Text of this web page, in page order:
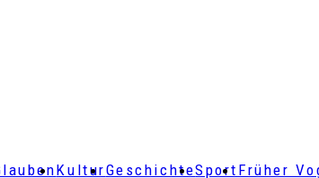
KulturGeschichteSport Früher